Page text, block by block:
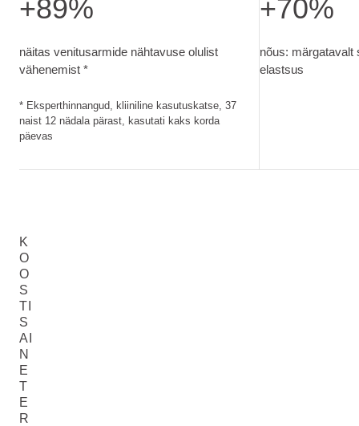
+89%
näitas venitusarmide nähtavuse olulist
vähenemist *
* Eksperthinnangud, kliiniline kasutuskatse, 37
naist 12 nädala pärast, kasutati kaks korda
päevas
+70%
nõus: märgatavalt
elastsus
K
O
O
S
TI
S
AI
N
E
T
E
R